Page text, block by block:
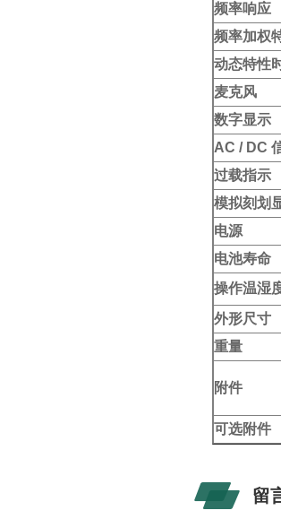
频率响应
频率加权
动态特性
麦克风
数字显示
AC / DC
过载指示
模拟刻划
电源
电池寿命
操作温湿
外形尺寸
重量
附件
可选附件
留